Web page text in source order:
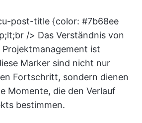
post-title {color: #7b68ee
/> Das Verständnis von
ist
Marker sind nicht nur
Fortschritt, sondern dienen
Momente, die den Verlauf
bestimmen.